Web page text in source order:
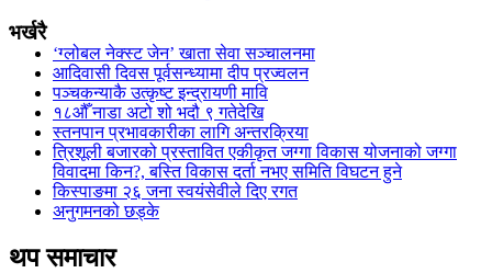
भर्खरै
‘ग्लोबल नेक्स्ट जेन’ खाता सेवा सञ्चालनमा
आदिवासी दिवस पूर्वसन्ध्यामा दीप प्रज्वलन
पञ्चकन्याकै उत्कृष्ट इन्द्रायणी मावि
१८औँ नाडा अटो शो भदौ ९ गतेदेखि
स्तनपान प्रभावकारीका लागि अन्तरक्रिया
त्रिशूली बजारको प्रस्तावित एकीकृत जग्गा विकास योजनाको जग्गा
विवादमा किन?, बस्ति विकास दर्ता नभए समिति विघटन हुने
किस्पाङमा २६ जना स्वयंसेवीले दिए रगत
अनुगमनको छड्के
थप समाचार